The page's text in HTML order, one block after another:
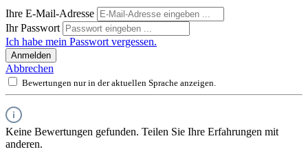
Ihre E-Mail-Adresse
Ihr Passwort
Ich habe mein Passwort vergessen.
Anmelden
Abbrechen
Bewertungen nur in der aktuellen Sprache anzeigen.
Keine Bewertungen gefunden. Teilen Sie Ihre Erfahrungen mit
anderen.